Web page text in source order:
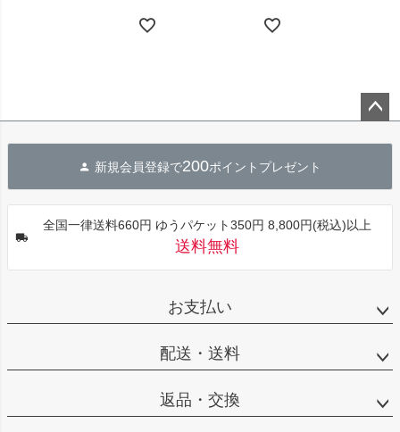
へ
新規会員登録で200ポイントプレゼント
全国一律送料660円 ゆうパケット350円 8,800円(税込)以上
送料無料
お支払い
配送・送料
返品・交換